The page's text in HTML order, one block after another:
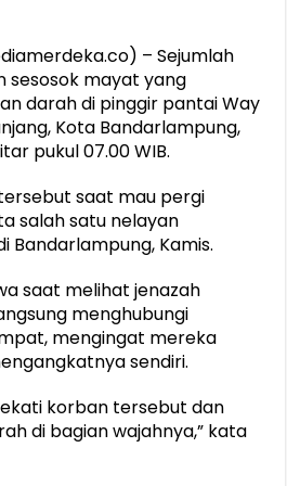
– Sejumlah
sesosok mayat yang
darah di pinggir pantai Way
Kota Bandarlampung,
pukul 07.00 WIB.
saat mau pergi
salah satu nelayan
Bandarlampung, Kamis.
saat melihat jenazah
menghubungi
mengingat mereka
sendiri.
korban tersebut dan
di bagian wajahnya,” kata